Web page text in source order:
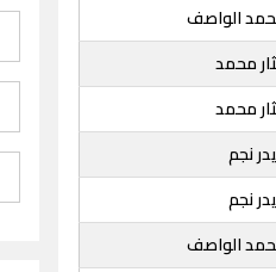
الواصف
محمد
محمد
نجم
نجم
الواصف